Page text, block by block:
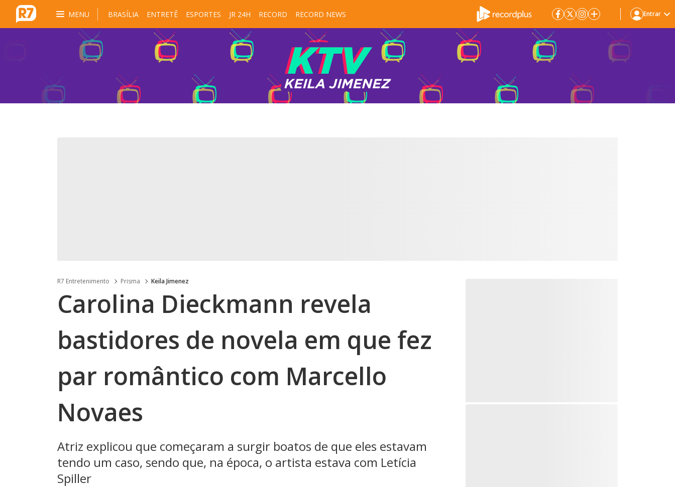
MENU BRASÍLIA ENTRETÊ ESPORTES JR 24H RECORD RECORD NEWS Entrar
R7 Entretenimento Prisma Keila Jimenez
Carolina Dieckmann revela
bastidores de novela em que fez
par romântico com Marcello
Novaes
Atriz explicou que começaram a surgir boatos de que eles estavam
tendo um caso, sendo que, na época, o artista estava com Letícia
Spiller